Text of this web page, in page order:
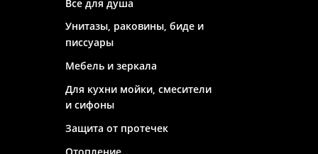
Унитазы, раковины, биде и
писсуары
Мебель и зеркала
Для кухни мойки, смесители
и сифоны
Защита от протечек
Отопление